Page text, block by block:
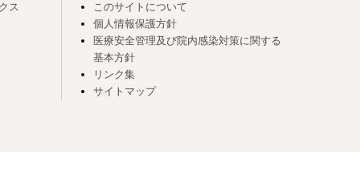
ス
このサイトについて
個人情報保護方針
医療安全管理及び院内感染対策に関する
基本方針
リンク集
サイトマップ